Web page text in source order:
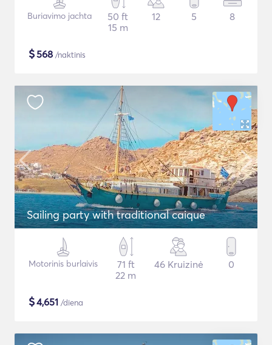
Buriavimo jachta
50 ft
15 m
12 5 8
$568 /naktinis
Sailing party with traditional caique
Motorinis burlaivis
71 ft
22 m
46 Kruizinė 0
$4,651 /diena